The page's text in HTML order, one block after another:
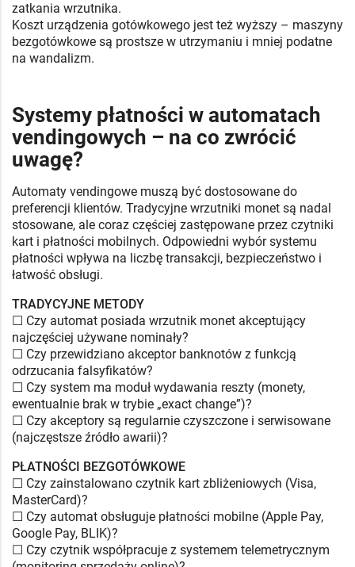
zatkania wrzutnika.
Koszt urządzenia gotówkowego jest też wyższy – maszyny
bezgotówkowe są prostsze w utrzymaniu i mniej podatne
na wandalizm.
Systemy płatności w automatach
vendingowych – na co zwrócić
uwagę?
Automaty vendingowe muszą być dostosowane do
preferencji klientów. Tradycyjne wrzutniki monet są nadal
stosowane, ale coraz częściej zastępowane przez czytniki
kart i płatności mobilnych. Odpowiedni wybór systemu
płatności wpływa na liczbę transakcji, bezpieczeństwo i
łatwość obsługi.
TRADYCYJNE METODY
☐ Czy automat posiada wrzutnik monet akceptujący
najczęściej używane nominały?
☐ Czy przewidziano akceptor banknotów z funkcją
odrzucania falsyfikatów?
☐ Czy system ma moduł wydawania reszty (monety,
ewentualnie brak w trybie „exact change”)?
☐ Czy akceptory są regularnie czyszczone i serwisowane
(najczęstsze źródło awarii)?
PŁATNOŚCI BEZGOTÓWKOWE
☐ Czy zainstalowano czytnik kart zbliżeniowych (Visa,
MasterCard)?
☐ Czy automat obsługuje płatności mobilne (Apple Pay,
Google Pay, BLIK)?
☐ Czy czytnik współpracuje z systemem telemetrycznym